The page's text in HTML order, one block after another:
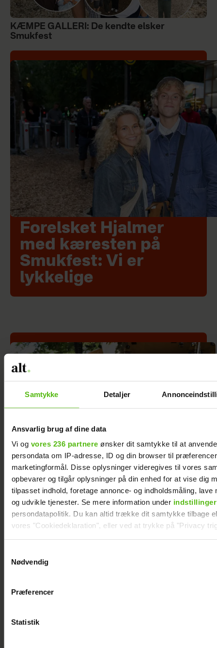
Samtykke Detaljer
Ansvarlig brug af dine data
Vi og vores 236 partnere ønsker dit samtykke til at
persondata om IP-adresse, ID og din browser til
marketingformål. Disse oplysninger videregives til vores
opbevarer og tilgår oplysninger på din enhed for at vise dig
tilpasset indhold, foretage annonce- og indholdsmåling, lave
og udvikle tjenester. Se mere information under indstillinger
persondatapolitik. Du kan altid trække dit samtykke tilbage
vores "Cookiedeklaration", eller ved at trykke på "Privacy
Vi anvender egne cookies og cookies fra tredjeparter til at
generere statistik og huske dine præferencer samt til brug
Nødvendig
Præferencer
Statistik
KÆMPE GALLERI: De kendte elsker
Smukfest
Forelsket Hjalmer
med kæresten på
Smukfest: Vi er
lykkelige
Peter Qvortrup Geisling
røber fremtidsplaner: Håber
at få det igennem